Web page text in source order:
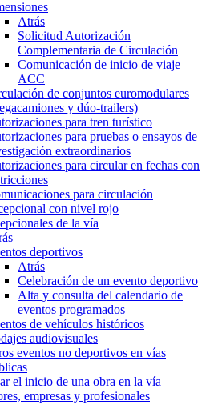
Atrás
Solicitud Autorización
Complementaria de Circulación
Comunicación de inicio de viaje
ACC
de conjuntos euromodulares
y dúo-trailers)
para tren turístico
para pruebas o ensayos de
extraordinarios
para circular en fechas con
para circulación
con nivel rojo
de la vía
deportivos
Atrás
Celebración de un evento deportivo
Alta y consulta del calendario de
eventos programados
de vehículos históricos
audiovisuales
eventos no deportivos en vías
el inicio de una obra en la vía
empresas y profesionales